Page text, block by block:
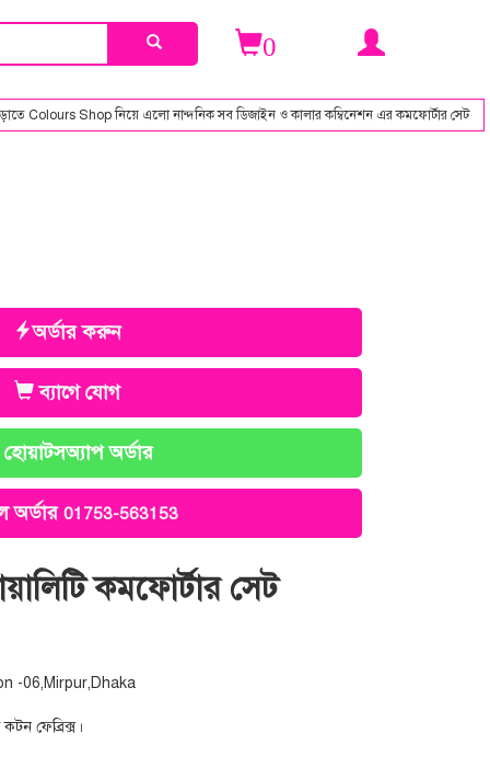
0
Shop নিয়ে এলো নান্দনিক সব ডিজাইন ও কালার কম্বিনেশন এর কমফোর্টার সেট
অর্ডার করুন
ব্যাগে যোগ
অর্ডার
অর্ডার 01753-563153
কমফোর্টার সেট
-06,Mirpur,Dhaka
ফেব্রিক্স।